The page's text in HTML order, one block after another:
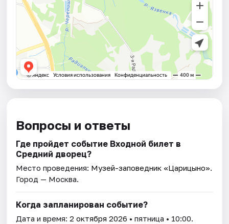
Вопросы и ответы
Где пройдет событие Входной билет в
Средний дворец?
Место проведения: Музей-заповедник «Царицыно».
Город — Москва.
Когда запланирован событие?
Дата и время:2 октября 2026 • пятница • 10:00.